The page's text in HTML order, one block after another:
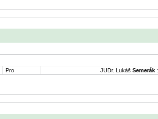
Pro JUDr. Lukáš Semerák :